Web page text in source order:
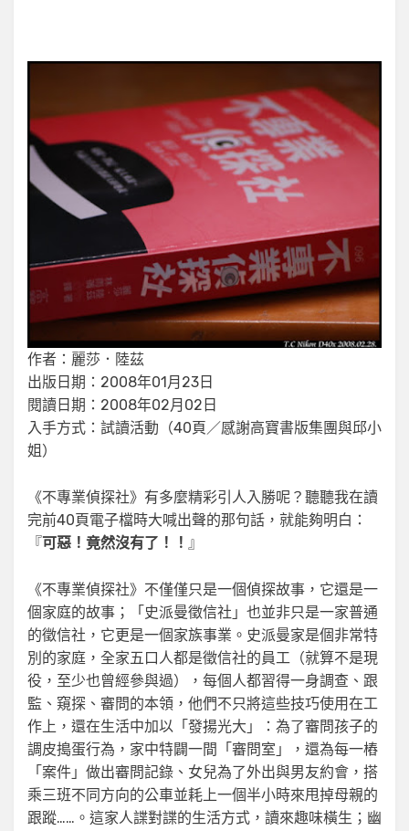
作者：麗莎．陸茲
出版日期：2008年01月23日
閱讀日期：2008年02月02日
入手方式：試讀活動（40頁／感謝高寶書版集團與邱小
姐）
《不專業偵探社》有多麼精彩引人入勝呢？聽聽我在讀
完前40頁電子檔時大喊出聲的那句話，就能夠明白：
『可惡！竟然沒有了！！ 』
《不專業偵探社》不僅僅只是一個偵探故事，它還是一
個家庭的故事；「史派曼徵信社」也並非只是一家普通
的徵信社，它更是一個家族事業。史派曼家是個非常特
別的家庭，全家五口人都是徵信社的員工（就算不是現
役，至少也曾經參與過），每個人都習得一身調查、跟
監、窺探、審問的本領，他們不只將這些技巧使用在工
作上，還在生活中加以「發揚光大」：為了審問孩子的
調皮搗蛋行為，家中特闢一間「審問室」，還為每一樁
「案件」做出審問記錄、女兒為了外出與男友約會，搭
乘三班不同方向的公車並耗上一個半小時來甩掉母親的
跟蹤……。這家人諜對諜的生活方式，讀來趣味橫生；幽